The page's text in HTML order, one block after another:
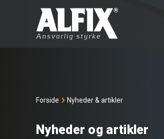
Forside Nyheder & artikler
Nyheder og artikler